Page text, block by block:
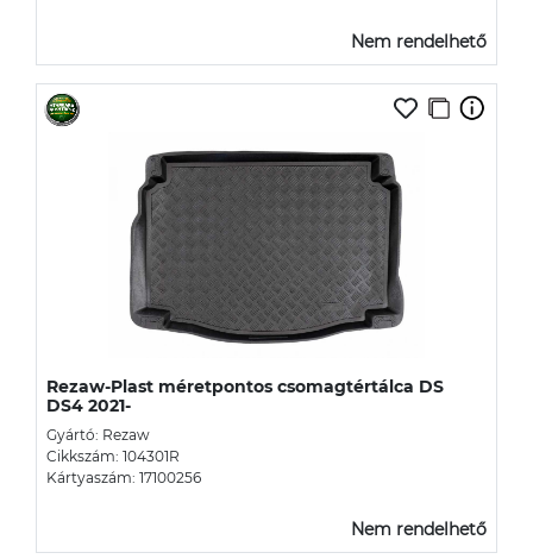
Nem rendelhető
Rezaw-Plast méretpontos csomagtértálca DS
DS4 2021-
Gyártó: Rezaw
Cikkszám: 104301R
Kártyaszám: 17100256
Nem rendelhető